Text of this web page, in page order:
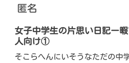
匿名
女子中学生の片思い日記ー
人向け①
そこらへんにいそうなただの中